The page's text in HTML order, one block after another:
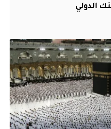
الدولي